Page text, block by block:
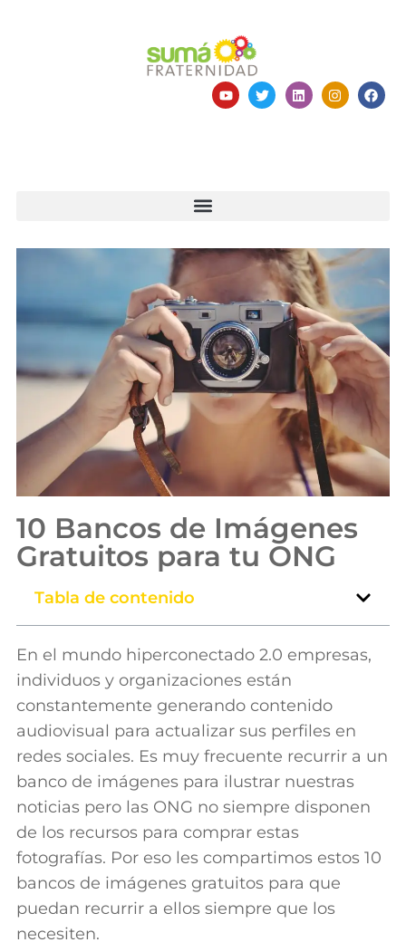
10 Bancos de Imágenes
Gratuitos para tu ONG
Tabla de contenido
En el mundo hiperconectado 2.0 empresas,
individuos y organizaciones están
constantemente generando contenido
audiovisual para actualizar sus perfiles en
redes sociales. Es muy frecuente recurrir a un
banco de imágenes para ilustrar nuestras
noticias pero las ONG no siempre disponen
de los recursos para comprar estas
fotografías. Por eso les compartimos estos 10
bancos de imágenes gratuitos para que
puedan recurrir a ellos siempre que los
necesiten.